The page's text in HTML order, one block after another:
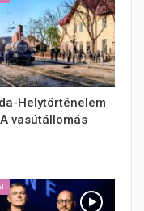
Helytörténelem
vasútállomás